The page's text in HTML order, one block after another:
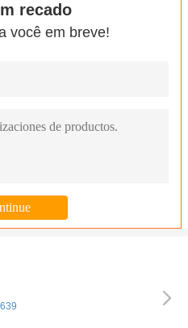
recado
você em breve!